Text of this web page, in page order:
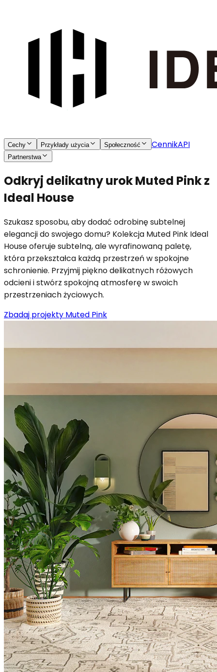
Cechy Przykłady użycia Społeczność CennikAPI
Partnerstwa
Odkryj delikatny urok Muted Pink z
Ideal House
Szukasz sposobu, aby dodać odrobinę subtelnej
elegancji do swojego domu? Kolekcja Muted Pink Ideal
House oferuje subtelną, ale wyrafinowaną paletę,
która przekształca każdą przestrzeń w spokojne
schronienie. Przyjmij piękno delikatnych różowych
odcieni i stwórz spokojną atmosferę w swoich
przestrzeniach życiowych.
Zbadaj projekty Muted Pink